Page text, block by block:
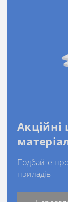
Акційні
Подбайте
приладів